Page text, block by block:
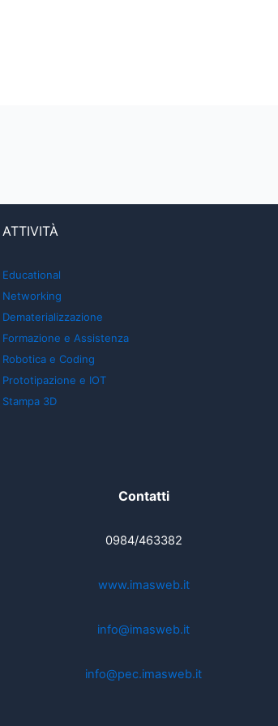
ATTIVITÀ
Educational
Networking
Dematerializzazione
Formazione e Assistenza
Robotica e Coding
Prototipazione e IOT
Stampa 3D
Contatti
0984/463382
www.imasweb.it
info@imasweb.it
info@pec.imasweb.it